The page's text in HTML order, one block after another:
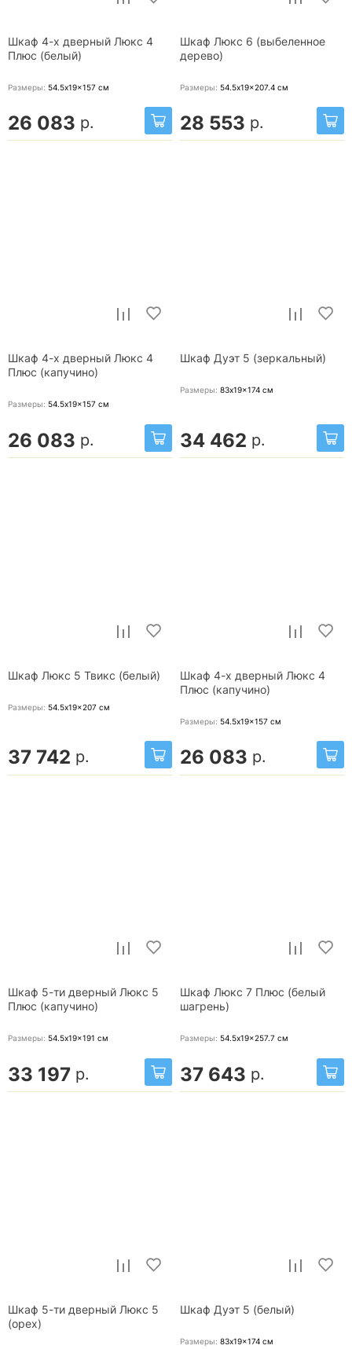
Шкаф 4-х дверный Люкс 4
Плюс (белый)
Размеры: 54.5x19x157 см
26 083 р.
Шкаф Люкс 6 (выбеленное
дерево)
Размеры: 54.5x19x207.4 см
28 553 р.
Шкаф 4-х дверный Люкс 4
Плюс (капучино)
Размеры: 54.5x19x157 см
26 083 р.
Шкаф Дуэт 5 (зеркальный)
Размеры: 83x19x174 см
34 462 р.
Шкаф Люкс 5 Твикс (белый)
Размеры: 54.5x19x207 см
37 742 р.
Шкаф 4-х дверный Люкс 4
Плюс (капучино)
Размеры: 54.5x19x157 см
26 083 р.
Шкаф 5-ти дверный Люкс 5
Плюс (капучино)
Размеры: 54.5x19x191 см
33 197 р.
Шкаф Люкс 7 Плюс (белый
шагрень)
Размеры: 54.5x19x257.7 см
37 643 р.
Шкаф 5-ти дверный Люкс 5
(орех)
Шкаф Дуэт 5 (белый)
Размеры: 83x19x174 см